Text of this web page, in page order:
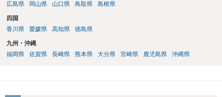
広島県
岡山県 山口県 鳥取県 島根県
四国
香川県
愛媛県 高知県 徳島県
九州・沖縄
福岡県
佐賀県 長崎県 熊本県 大分県 宮崎県 鹿児島県 沖縄県